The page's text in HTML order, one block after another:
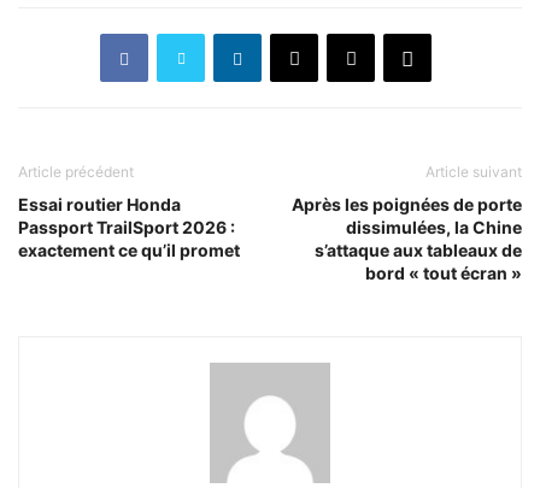
Article précédent
Essai routier Honda
Passport TrailSport 2026 :
exactement ce qu’il promet
Article suivant
Après les poignées de porte
dissimulées, la Chine
s’attaque aux tableaux de
bord « tout écran »